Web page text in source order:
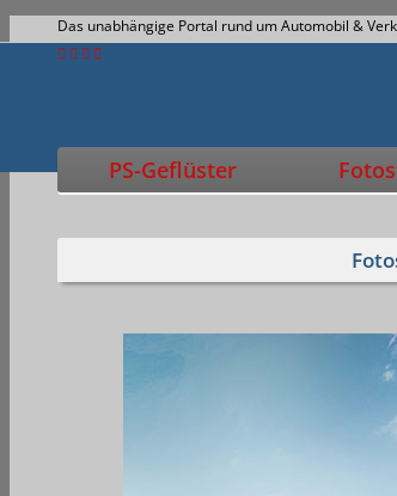
Das unabhängige Portal rund um Automobil &
PS-Geflüster